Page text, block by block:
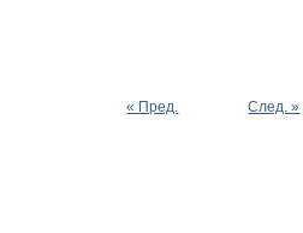
« Пред. След. »